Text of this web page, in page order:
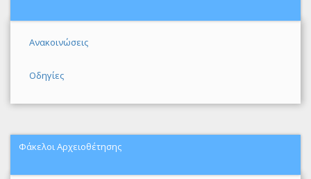
Ανακοινώσεις
Οδηγίες
Φάκελοι Αρχειοθέτησης